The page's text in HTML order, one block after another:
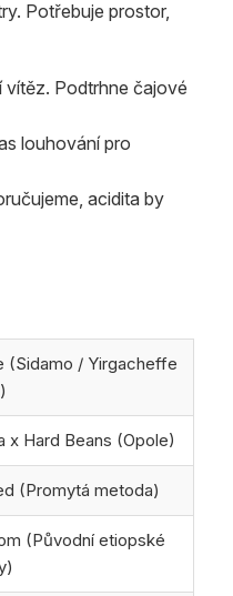
Potřebuje prostor,
vítěz. Podtrhne čajové
louhování pro
acidita by
(Sidamo / Yirgacheffe
x Hard Beans (Opole)
(Promytá metoda)
(Původní etiopské